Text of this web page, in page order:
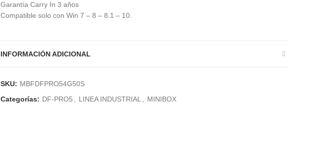
Garantía Carry In 3 años
Compatible solo con Win 7 – 8 – 8.1 – 10.
INFORMACIÓN ADICIONAL
SKU: MBFDFPRO54G50S
Categorías: DF-PRO5 LINEA INDUSTRIAL MINIBOX